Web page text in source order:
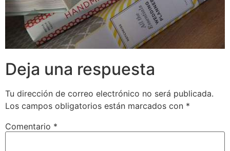
Deja una respuesta
Tu dirección de correo electrónico no será publicada.
Los campos obligatorios están marcados con *
Comentario *